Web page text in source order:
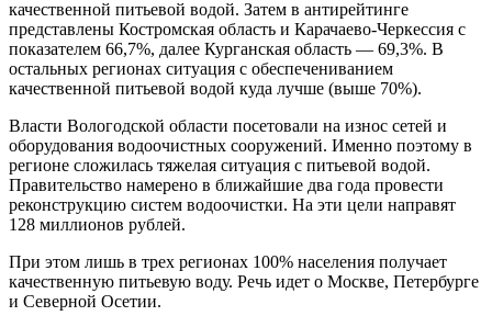
качественной питьевой водой. Затем в антирейтинге
представлены Костромская область и Карачаево-Черкессия с
показателем 66,7%, далее Курганская область — 69,3%. В
остальных регионах ситуация с обеспечениванием
качественной питьевой водой куда лучше (выше 70%).
Власти Вологодской области посетовали на износ сетей и
оборудования водоочистных сооружений. Именно поэтому в
регионе сложилась тяжелая ситуация с питьевой водой.
Правительство намерено в ближайшие два года провести
реконструкцию систем водоочистки. На эти цели направят
128 миллионов рублей.
При этом лишь в трех регионах 100% населения получает
качественную питьевую воду. Речь идет о Москве, Петербурге
и Северной Осетии.